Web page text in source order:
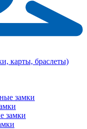
карты, браслеты)
замки
замки